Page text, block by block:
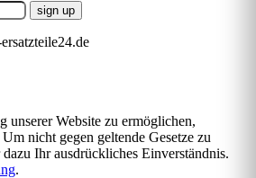
unserer Website zu ermöglichen,
nicht gegen geltende Gesetze zu
Ihr ausdrückliches Einverständnis.
.